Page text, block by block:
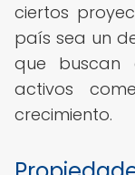
ciertos
país sea un
que buscan
activos
crecimiento.